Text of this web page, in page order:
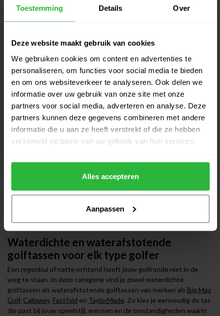
Toestemming Details Over
Deze website maakt gebruik van cookies
We gebruiken cookies om content en advertenties te
personaliseren, om functies voor social media te bieden
en om ons websiteverkeer te analyseren. Ook delen we
informatie over uw gebruik van onze site met onze
partners voor social media, adverteren en analyse. Deze
partners kunnen deze gegevens combineren met andere
informatie die u aan ze heeft verstrekt of die ze hebben
verzameld op basis van uw gebruik van hun services.
Alles accepteren
Aanpassen
-17%
Fastfold Elegance
Diamond Cart Bag Ultra
Besteld voor 14:00 zelfde
Big Max Dri Lite Hybrid
Tour 2 Stand Bag olijf
Besteld voor 14:00 zelfde
Toon1-18van 86
Waterdichte en waterafstotende
golftassen voor elk type golfer
Een regenbui of natte ochtend hoeft jouw golfronde niet in de
weg te staan. In deze categorie vind je zowel waterdichte
golftassen als waterafstotende golftassen van merken als Big Max
Golf, Callaway, Fastfold en TaylorMade. Zo kies je eenvoudig de tas
die past bij jouw speelstijl, wensen en de omstandigheden waarin